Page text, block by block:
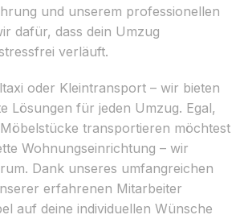
und unserem professionellen
dafür, dass dein Umzug
verläuft.
oder Kleintransport – wir bieten
Lösungen für jeden Umzug. Egal,
transportieren möchtest
Wohnungseinrichtung – wir
Dank unseres umfangreichen
erfahrenen Mitarbeiter
auf deine individuellen Wünsche